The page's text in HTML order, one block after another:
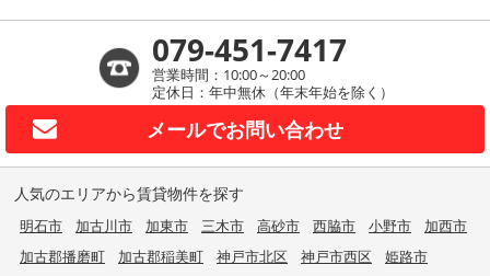
079-451-7417
営業時間：10:00～20:00
定休日：年中無休（年末年始を除く）
メールでお問い合わせ
人気のエリアから賃貸物件を探す
明石市 加古川市 加東市 三木市 高砂市 西脇市 小野市
加西市
加古郡播磨町
加古郡稲美町 神戸市北区 神戸市西区
姫路市